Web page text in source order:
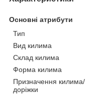
Основні атрибути
Тип
Вид килима
Склад килима
Форма килима
Призначення килима/
доріжки